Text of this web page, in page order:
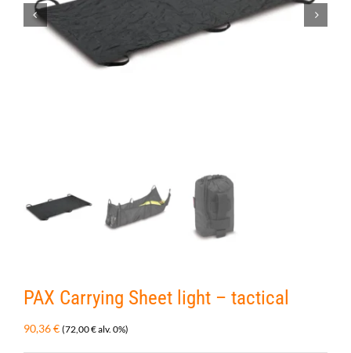
PAX Carrying Sheet light – tactical
90,36€ (72,00€alv. 0%)